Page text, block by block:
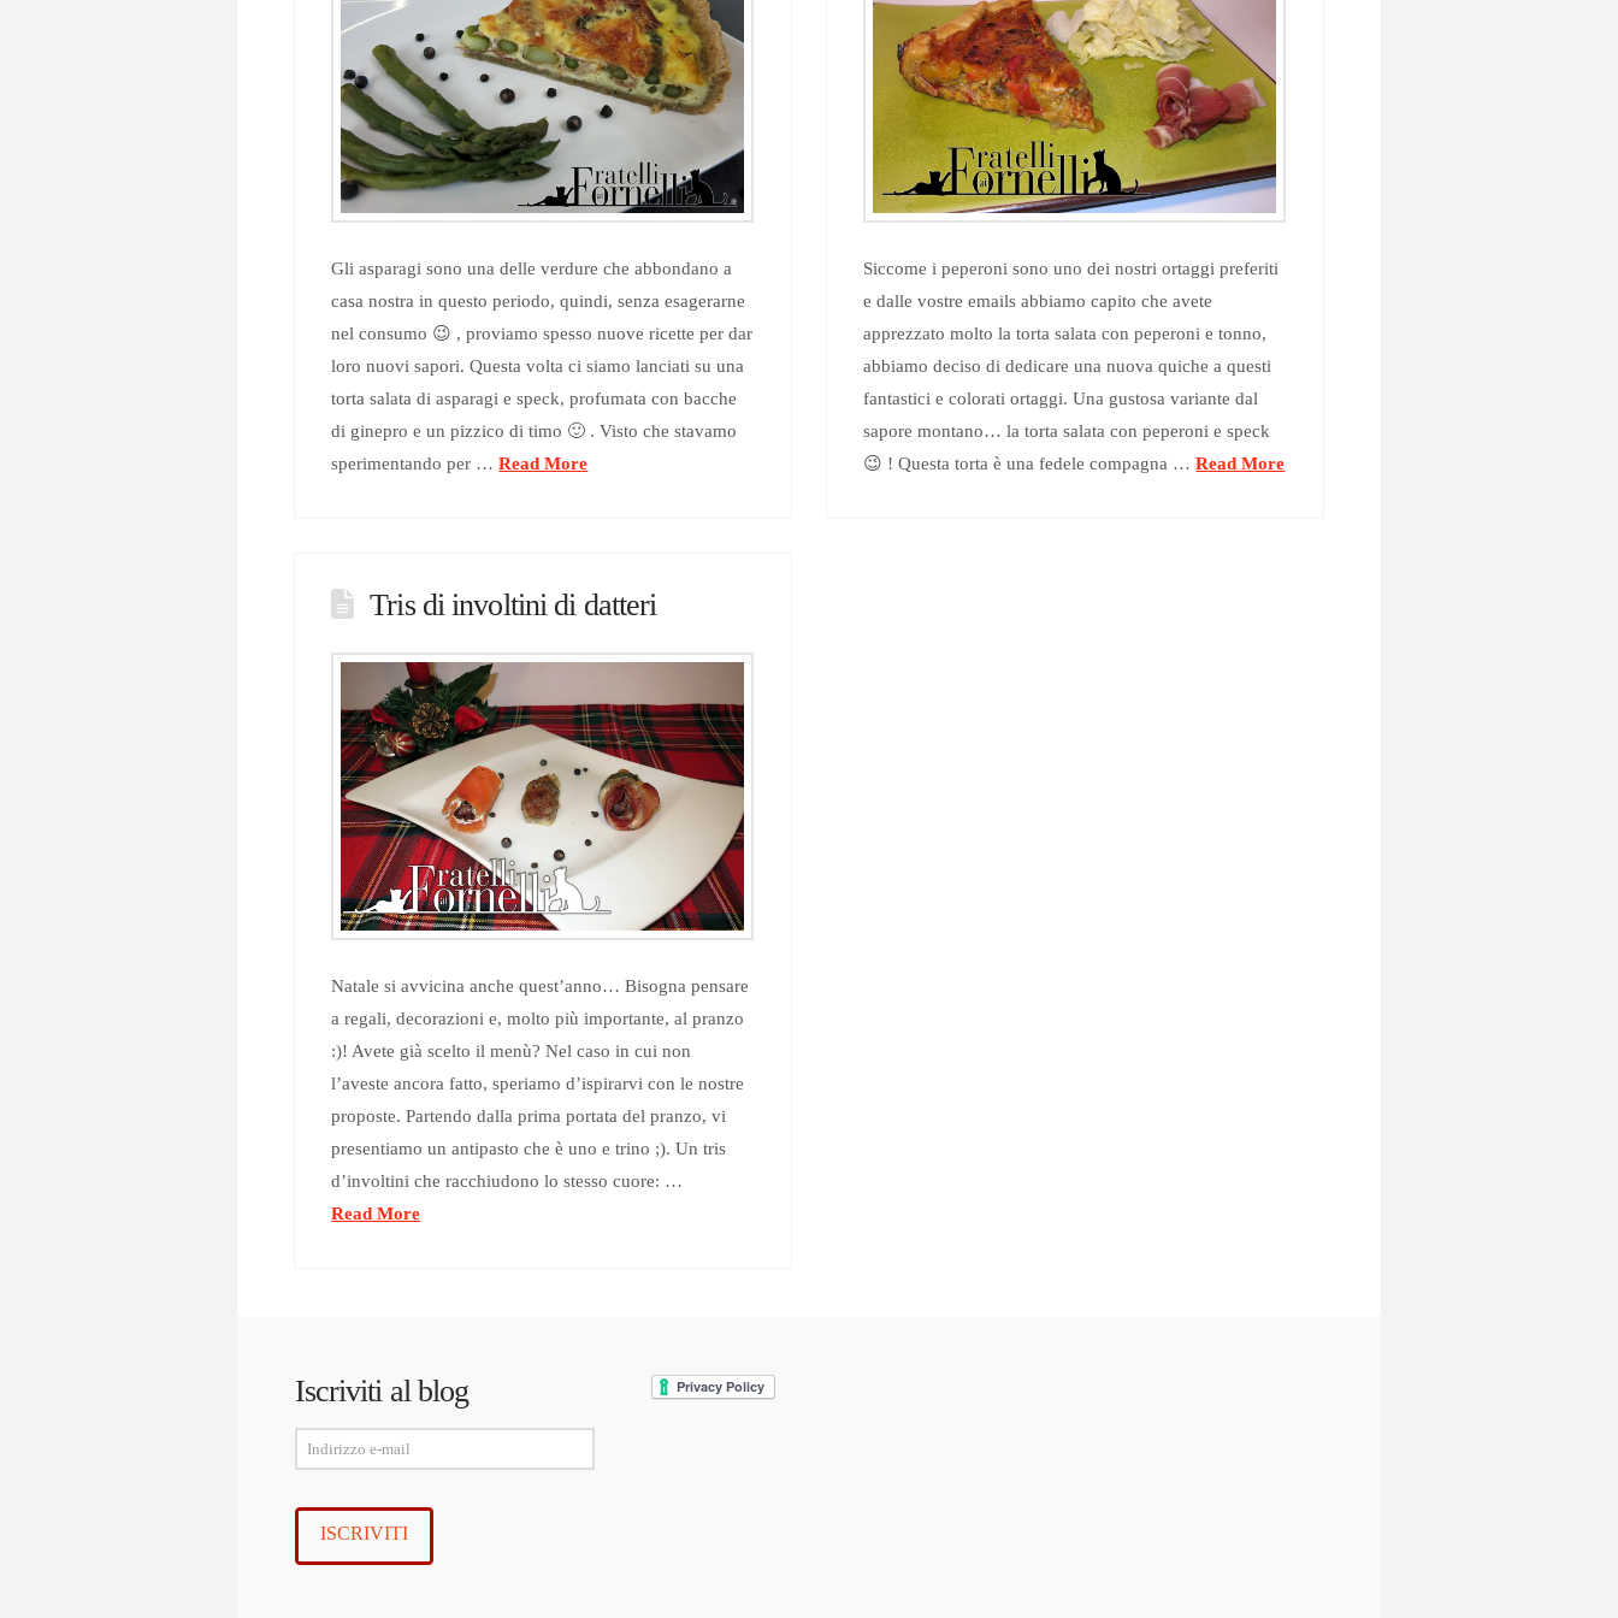
Gli asparagi sono una delle verdure che abbondano a
casa nostra in questo periodo, quindi, senza esagerarne
nel consumo 😉 , proviamo spesso nuove ricette per dar
loro nuovi sapori. Questa volta ci siamo lanciati su una
torta salata di asparagi e speck, profumata con bacche
di ginepro e un pizzico di timo 🙂 . Visto che stavamo
sperimentando per …Read More
Siccome i peperoni sono uno dei nostri ortaggi preferiti
e dalle vostre emails abbiamo capito che avete
apprezzato molto la torta salata con peperoni e tonno,
abbiamo deciso di dedicare una nuova quiche a questi
fantastici e colorati ortaggi. Una gustosa variante dal
sapore montano… la torta salata con peperoni e speck
😉 ! Questa torta è una fedele compagna …Read More
Tris di involtini di datteri
Natale si avvicina anche quest’anno… Bisogna pensare
a regali, decorazioni e, molto più importante, al pranzo
:)! Avete già scelto il menù? Nel caso in cui non
l’aveste ancora fatto, speriamo d’ispirarvi con le nostre
proposte. Partendo dalla prima portata del pranzo, vi
presentiamo un antipasto che è uno e trino ;). Un tris
d’involtini che racchiudono lo stesso cuore: …
Read More
Iscriviti al blog
Indirizzo
e-
mail
ISCRIVITI